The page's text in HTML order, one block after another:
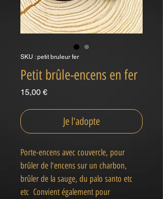
SKU : petit bruleur fer
Petit brûle-encens en fer
15,00 €Prix
Je l'adopte
Porte-encens avec couvercle, pour
brûler de l'encens sur un charbon,
brûler de la sauge, du palo santo etc
etc Convient également pour